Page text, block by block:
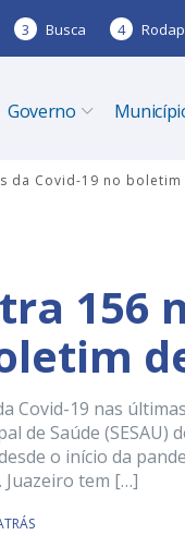
3 Busca 4
Governo
da Covid-19 no
156
Covid-19 nas
de Saúde
o início da
Juazeiro tem […]